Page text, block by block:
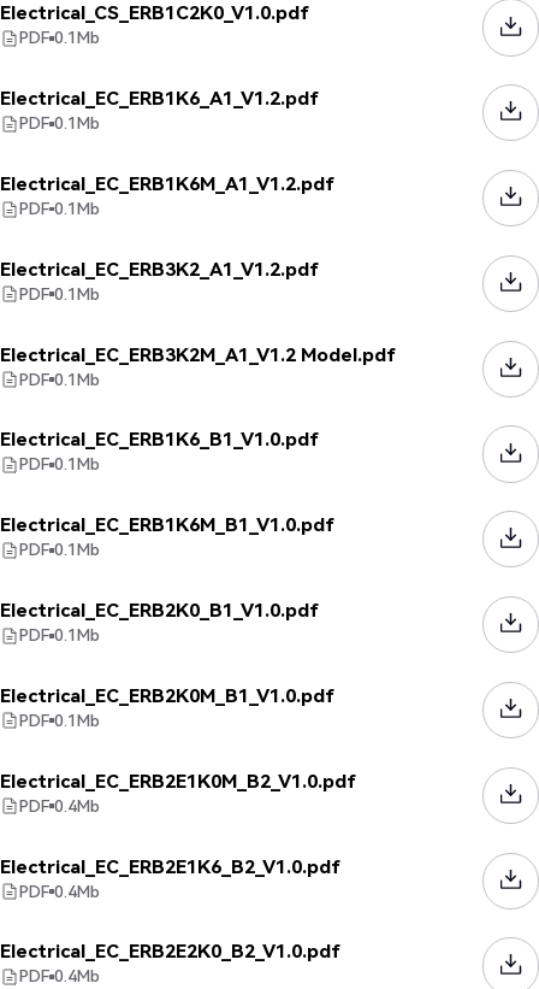
Electrical_CS_ERB1C2K0_V1.0.pdf
PDF 0.1Mb
Electrical_EC_ERB1K6_A1_V1.2.pdf
PDF 0.1Mb
Electrical_EC_ERB1K6M_A1_V1.2.pdf
PDF 0.1Mb
Electrical_EC_ERB3K2_A1_V1.2.pdf
PDF 0.1Mb
Electrical_EC_ERB3K2M_A1_V1.2 Model.pdf
PDF 0.1Mb
Electrical_EC_ERB1K6_B1_V1.0.pdf
PDF 0.1Mb
Electrical_EC_ERB1K6M_B1_V1.0.pdf
PDF 0.1Mb
Electrical_EC_ERB2K0_B1_V1.0.pdf
PDF 0.1Mb
Electrical_EC_ERB2K0M_B1_V1.0.pdf
PDF 0.1Mb
Electrical_EC_ERB2E1K0M_B2_V1.0.pdf
PDF 0.4Mb
Electrical_EC_ERB2E1K6_B2_V1.0.pdf
PDF 0.4Mb
Electrical_EC_ERB2E2K0_B2_V1.0.pdf
PDF 0.4Mb